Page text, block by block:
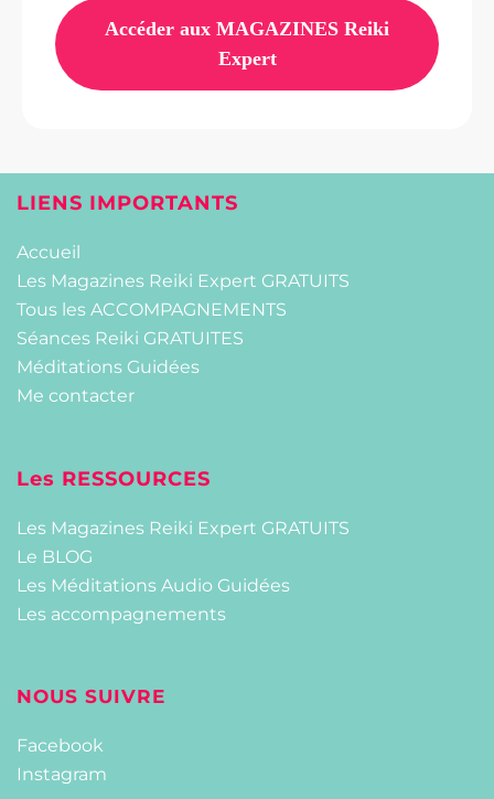
Accéder aux MAGAZINES Reiki
Expert
LIENS IMPORTANTS
Accueil
Les Magazines Reiki Expert GRATUITS
Tous les ACCOMPAGNEMENTS
Séances Reiki GRATUITES
Méditations Guidées
Me contacter
Les RESSOURCES
Les Magazines Reiki Expert GRATUITS
Le BLOG
Les Méditations Audio Guidées
Les accompagnements
NOUS SUIVRE
Facebook
Instagram